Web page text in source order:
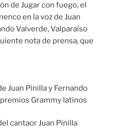
de Jugar con fuego, el
en la voz de Juan
Valverde, Valparaíso
nota de prensa, que
Juan Pinilla y Fernando
Grammy latinos
cantaor Juan Pinilla